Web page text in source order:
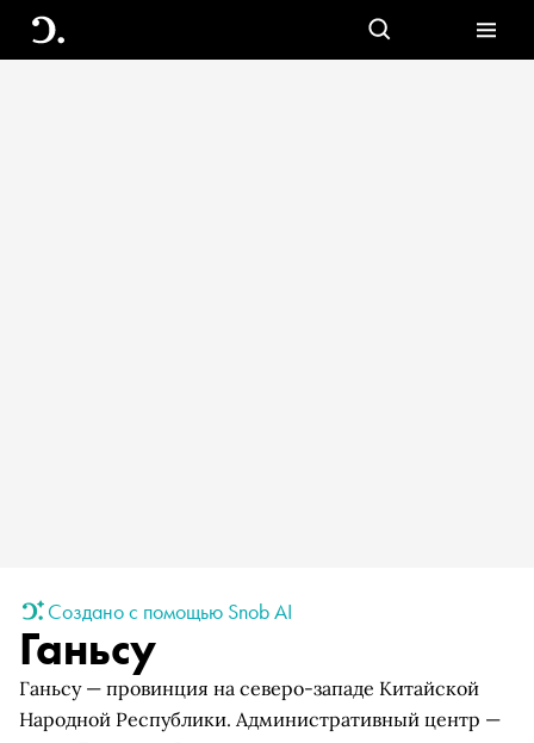
Создано с помощью Snob AI
Ганьсу
Ганьсу — провинция на северо-западе Китайской
Народной Республики. Административный центр —